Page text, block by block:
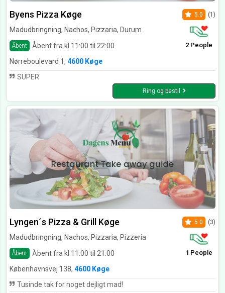
Byens Pizza Køge
Madudbringning, Nachos, Pizzaria, Durum
Åbent Åbent fra kl 11:00 til 22:00
5.0 (1)
2 People
Nørreboulevard 1, 4600 Køge
SUPER
Ring og bestil
Lyngen´s Pizza & Grill Køge
Madudbringning, Nachos, Pizzaria, Pizzeria
Åbent Åbent fra kl 11:00 til 21:00
5.0 (3)
1 People
Københavnsvej 138, 4600 Køge
Tusinde tak for noget dejligt mad!